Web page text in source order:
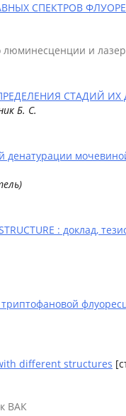
СПЕКТРОВ
и
СТАДИЙ ИХ
Б. С.
: доклад,
different structures
ВАК